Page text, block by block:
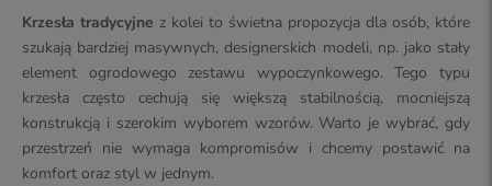
Krzesła tradycyjne z kolei to świetna propozycja dla osób, które
szukają bardziej masywnych, designerskich modeli, np. jako stały
element ogrodowego zestawu wypoczynkowego. Tego typu
krzesła często cechują się większą stabilnością, mocniejszą
konstrukcją i szerokim wyborem wzorów. Warto je wybrać, gdy
przestrzeń nie wymaga kompromisów i chcemy postawić na
komfort oraz styl w jednym.